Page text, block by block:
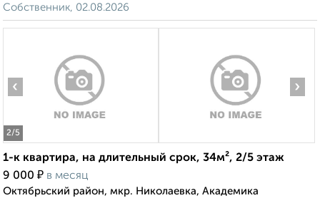
Собственник, 02.08.2026
2/5
‹ ›
1-к квартира, на длительный срок, 34м², 2/5 этаж
9 000 ₽ в месяц
Октябрьский район, мкр. Николаевка, Академика